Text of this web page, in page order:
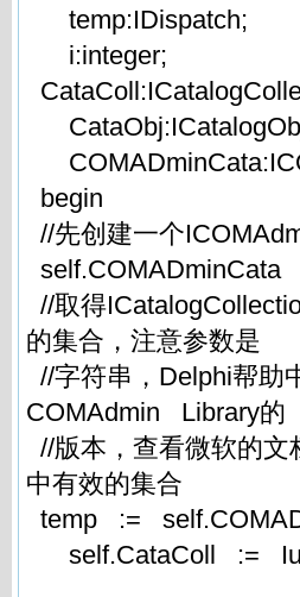
temp:IDispatch;
i:integer;
begin
//先创建一个
//取得
的集合，注意参数是
//字符串，Delphi帮助
COMAdmin Library的
//版本，查看微软的
中有效的集合
temp :=
self.CataColl :=